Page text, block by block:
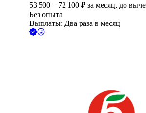
53 500 – 72 100 ₽ за месяц, до
Без опыта
Выплаты: Два раза в месяц